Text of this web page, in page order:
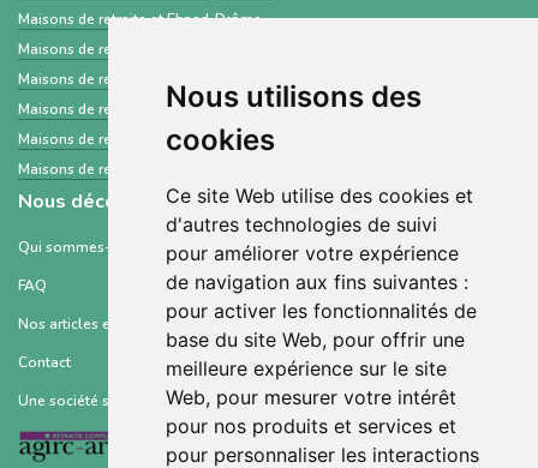
Nous utilisons des
cookies
Ce site Web utilise des cookies et
d'autres technologies de suivi
pour améliorer votre expérience
de navigation aux fins suivantes :
pour activer les fonctionnalités de
base du site Web, pour offrir une
meilleure expérience sur le site
Web, pour mesurer votre intérêt
pour nos produits et services et
pour personnaliser les interactions
Maisons de retraite et Ehpad Drôme
Maisons de retraite et Ehpad
Maisons de retraite et Ehpad
Maisons de retraite et Ehpad Vaucluse
Maisons de retraite et Ehpad Haute-Saône
Maisons de retraite et Ehpad
Nous découvrir
Qui sommes-nous ?
FAQ
Nos articles et ressources
Contact
Une société soutenue par :